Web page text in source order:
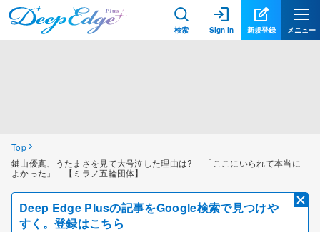
検索 Sign in 新規登録 メニュー
Top
鍵山優真、うたまさを見て大号泣した理由は? 「ここにいられて本当に
よかった」 【ミラノ五輪団体】
Deep Edge Plusの記事をGoogle検索で見つけや
すく。登録はこちら